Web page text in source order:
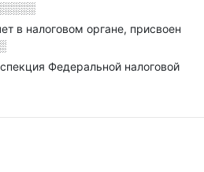
в налоговом органе, присвоен
Федеральной налоговой